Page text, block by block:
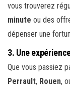
vous trouverez
minute ou des
dépenser une
3. Une
Que vous passiez
Perrault, Rouen,